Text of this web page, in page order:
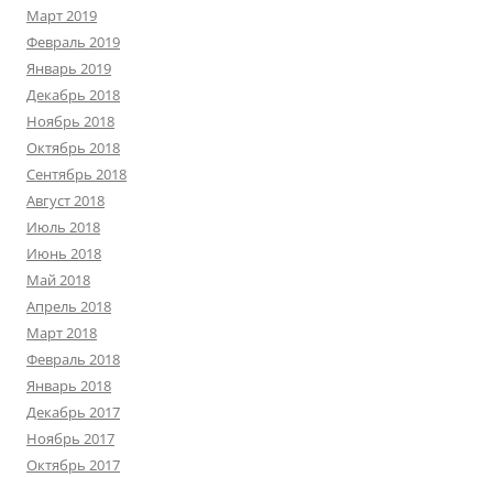
Март 2019
Февраль 2019
Январь 2019
Декабрь 2018
Ноябрь 2018
Октябрь 2018
Сентябрь 2018
Август 2018
Июль 2018
Июнь 2018
Май 2018
Апрель 2018
Март 2018
Февраль 2018
Январь 2018
Декабрь 2017
Ноябрь 2017
Октябрь 2017